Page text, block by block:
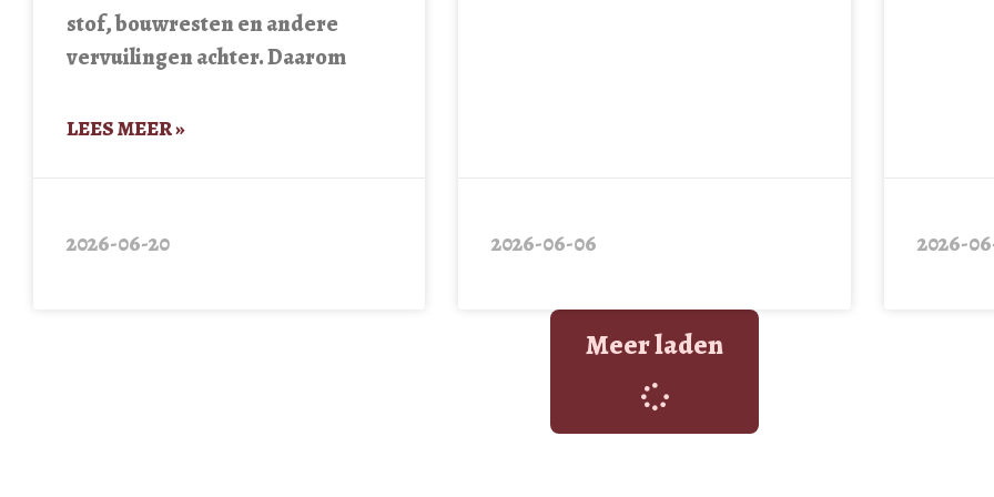
stof, bouwresten en andere
vervuilingen achter. Daarom
LEES MEER »
2026-06-20 2026-06-06 2026-
Meer laden